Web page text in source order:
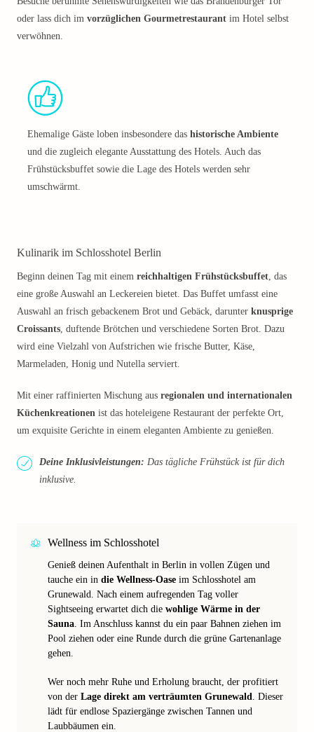
oder lass dich im vorzüglichen Gourmetrestaurant im Hotel selbst
verwöhnen.
Ehemalige Gäste loben insbesondere das historische Ambiente
und die zugleich elegante Ausstattung des Hotels. Auch das
Frühstücksbuffet sowie die Lage des Hotels werden sehr
umschwärmt.
Kulinarik im Schlosshotel Berlin
Beginn deinen Tag mit einem reichhaltigen Frühstücksbuffet, das
eine große Auswahl an Leckereien bietet. Das Buffet umfasst eine
Auswahl an frisch gebackenem Brot und Gebäck, darunter knusprige
Croissants, duftende Brötchen und verschiedene Sorten Brot. Dazu
wird eine Vielzahl von Aufstrichen wie frische Butter, Käse,
Marmeladen, Honig und Nutella serviert.
Mit einer raffinierten Mischung aus regionalen und internationalen
Küchenkreationen ist das hoteleigene Restaurant der perfekte Ort,
um exquisite Gerichte in einem eleganten Ambiente zu genießen.
Deine Inklusivleistungen: Das tägliche Frühstück ist für dich
inklusive.
Wellness im Schlosshotel
Genieß deinen Aufenthalt in Berlin in vollen Zügen und
tauche ein in die Wellness-Oase im Schlosshotel am
Grunewald. Nach einem aufregenden Tag voller
Sightseeing erwartet dich die wohlige Wärme in der
Sauna. Im Anschluss kannst du ein paar Bahnen ziehen im
Pool ziehen oder eine Runde durch die grüne Gartenanlage
gehen.
Wer noch mehr Ruhe und Erholung braucht, der profitiert
von der Lage direkt am verträumten Grunewald. Dieser
lädt für endlose Spaziergänge zwischen Tannen und
Laubbäumen ein.